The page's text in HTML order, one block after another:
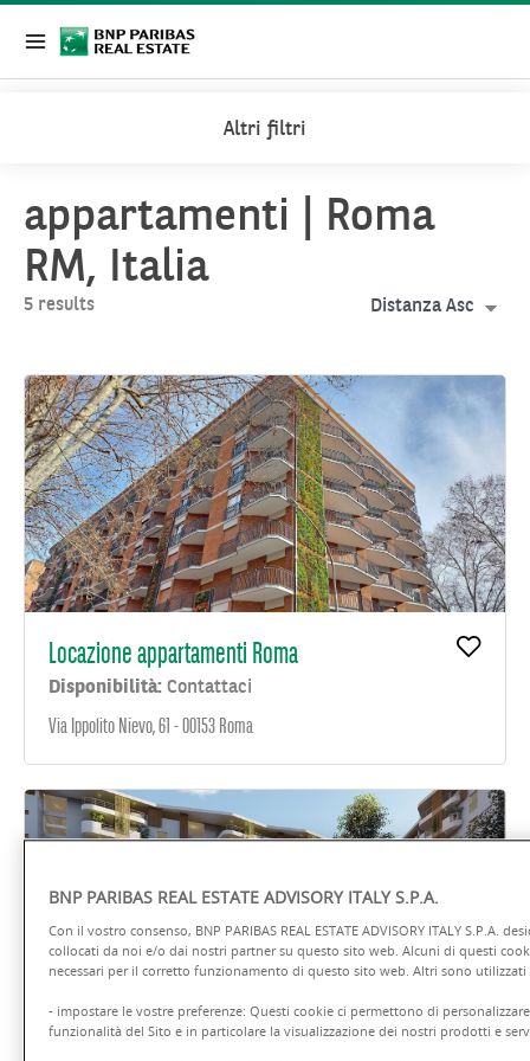
Property Search Offer Property Search Offer
Altri filtri
appartamenti | Roma
RM, Italia
5 results
Locazione appartamenti Roma
Disponibilità: Contattaci
Via Ippolito Nievo, 61 - 00153 Roma
BNP PARIBAS REAL ESTATE ADVISORY ITALY S.P.A.
Con il vostro consenso, BNP PARIBAS REAL ESTATE ADVISORY ITALY S.P.A.
collocati da noi e/o dai nostri partner su questo sito web. Alcuni di questi
necessari per il corretto funzionamento di questo sito web. Altri sono utilizzati
- impostare le vostre preferenze: Questi cookie ci permettono di
funzionalità del Sito e in particolare la visualizzazione dei nostri prodotti e